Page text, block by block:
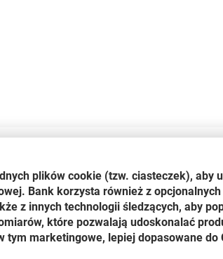
plikówcookie (tzw. ciasteczek), aby
Bank korzysta również z
z innych technologii śledzących, aby
które pozwalają udoskonalać
tym marketingowe, lepiej dopasowane do